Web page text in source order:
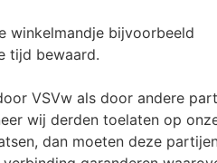
winkelmandje bijvoorbeeld
tijd bewaard.
VSVw als door andere
wij derden toelaten op
dan moeten deze